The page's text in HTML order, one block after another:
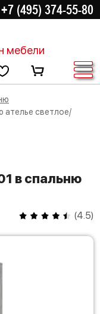
+7 (495) 374-55-80
мебели
(4.5)